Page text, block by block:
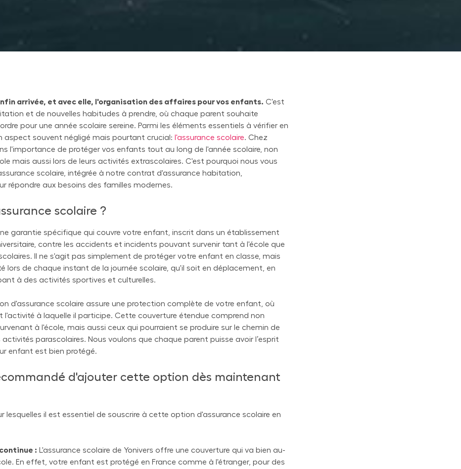
arrivée, et avec elle, l'organisation des affaires pour vos enfants. C'est
et de nouvelles habitudes à prendre, où chaque parent souhaite
pour une année scolaire sereine. Parmi les éléments essentiels à vérifier en
aspect souvent négligé mais pourtant crucial: l'assurance scolaire. Chez
l'importance de protéger vos enfants tout au long de l'année scolaire, non
mais aussi lors de leurs activités extrascolaires. C'est pourquoi nous vous
scolaire, intégrée à notre contrat d'assurance habitation,
répondre aux besoins des familles modernes.
scolaire ?
garantie spécifique qui couvre votre enfant, inscrit dans un établissement
contre les accidents et incidents pouvant survenir tant à l'école que
Il ne s'agit pas simplement de protéger votre enfant en classe, mais
lors de chaque instant de la journée scolaire, qu'il soit en déplacement, en
à des activités sportives et culturelles.
d'assurance scolaire assure une protection complète de votre enfant, où
l'activité à laquelle il participe. Cette couverture étendue comprend non
à l'école, mais aussi ceux qui pourraient se produire sur le chemin de
activités parascolaires. Nous voulons que chaque parent puisse avoir l’esprit
enfant est bien protégé.
d'ajouter cette option dès maintenant
lesquelles il est essentiel de souscrire à cette option d'assurance scolaire en
: L'assurance scolaire de Yonivers offre une couverture qui va bien au-
En effet, votre enfant est protégé en France comme à l'étranger, pour des